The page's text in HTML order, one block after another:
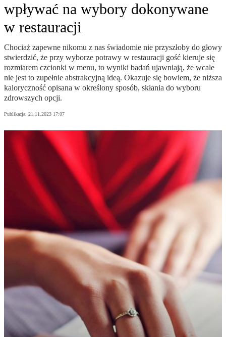
wpływać na wybory dokonywane
w restauracji
Chociaż zapewne nikomu z nas świadomie nie przyszłoby do głowy
stwierdzić, że przy wyborze potrawy w restauracji gość kieruje się
rozmiarem czcionki w menu, to wyniki badań ujawniają, że wcale
nie jest to zupełnie abstrakcyjną ideą. Okazuje się bowiem, że niższa
kaloryczność opisana w określony sposób, skłania do wyboru
zdrowszych opcji.
Publikacja: 21.11.2023 17:07